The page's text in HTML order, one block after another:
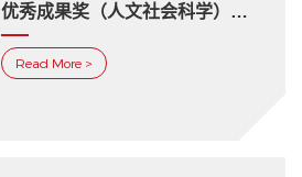
优秀成果奖（人文社会科学）青
年成果奖
Read More >